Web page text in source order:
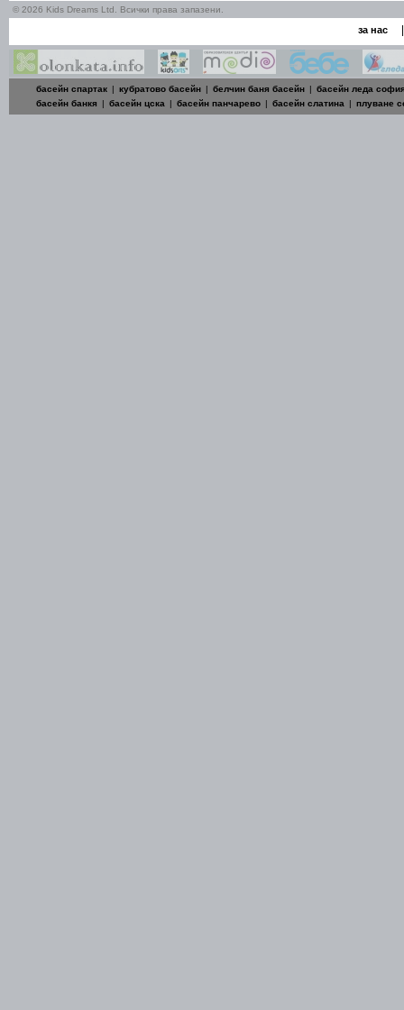
© 2026 Kids Dreams Ltd. Всички права запазени.
за нас |
басейн спартак | кубратово басейн | белчин баня басейн | басейн леда
басейн банкя
| басейн цска | басейн панчарево | басейн слатина | плуване